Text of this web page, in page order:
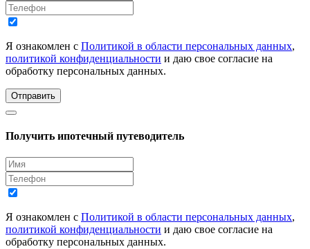
Я ознакомлен с Политикой в области персональных данных,
политикой конфиденциальности и даю свое согласие на
обработку персональных данных.
Отправить
Получить ипотечный путеводитель
Я ознакомлен с Политикой в области персональных данных,
политикой конфиденциальности и даю свое согласие на
обработку персональных данных.